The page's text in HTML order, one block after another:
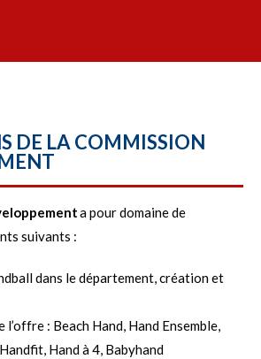
DE LA COMMISSION
a pour domaine de
suivants :
dans le département, création et
: Beach Hand, Hand Ensemble,
Hand à 4, Babyhand